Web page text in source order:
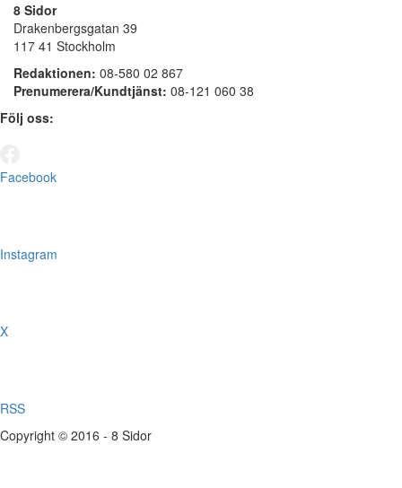
8 Sidor
Drakenbergsgatan 39
117 41 Stockholm
Redaktionen: 08-580 02 867
Prenumerera/Kundtjänst: 08-121 060 38
Följ oss:
Facebook
Instagram
X
RSS
Copyright © 2016 - 8 Sidor